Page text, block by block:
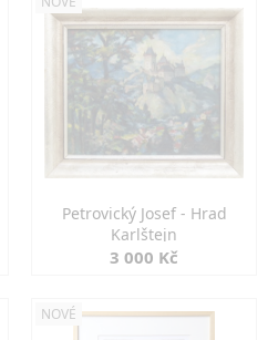
Petrovický Josef - Hrad
Karlštejn
3 000 Kč
NOVÉ